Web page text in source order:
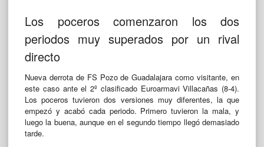
Los poceros comenzaron los dos
periodos muy superados por un rival
directo
Nueva derrota de FS Pozo de Guadalajara como visitante, en
este caso ante el 2º clasificado Euroarmavi Villacañas (8-4).
Los poceros tuvieron dos versiones muy diferentes, la que
empezó y acabó cada periodo. Primero tuvieron la mala, y
luego la buena, aunque en el segundo tiempo llegó demasiado
tarde.